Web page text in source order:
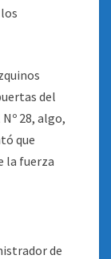
del
28, algo,
que
la fuerza
de